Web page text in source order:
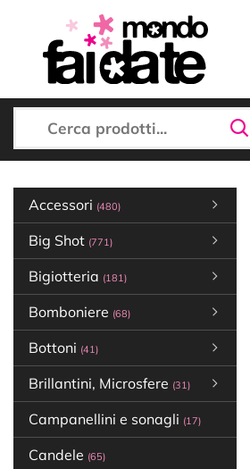
Accessori (480)
Big Shot (771)
Bigiotteria (181)
Bomboniere (68)
Bottoni (41)
Brillantini, Microsfere (31)
Campanellini e sonagli (17)
Candele (65)